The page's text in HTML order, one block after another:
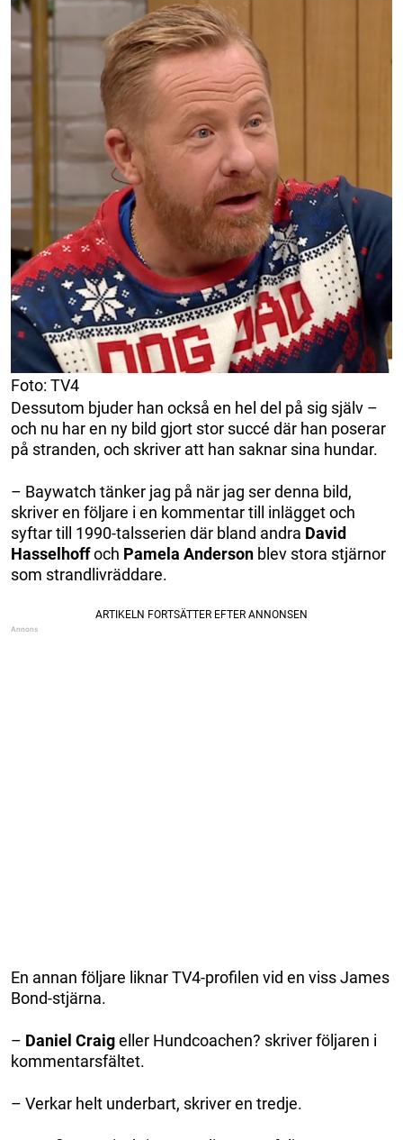
Foto: TV4
Dessutom bjuder han också en hel del på sig själv –
och nu har en ny bild gjort stor succé där han poserar
på stranden, och skriver att han saknar sina hundar.
– Baywatch tänker jag på när jag ser denna bild,
skriver en följare i en kommentar till inlägget och
syftar till 1990-talsserien där bland andra David
Hasselhoffoch Pamela Anderson blev stora stjärnor
som strandlivräddare.
En annan följare liknar TV4-profilen vid en viss James
Bond-stjärna.
– Daniel Craigeller Hundcoachen? skriver följaren i
kommentarsfältet.
– Verkar helt underbart, skriver en tredje.